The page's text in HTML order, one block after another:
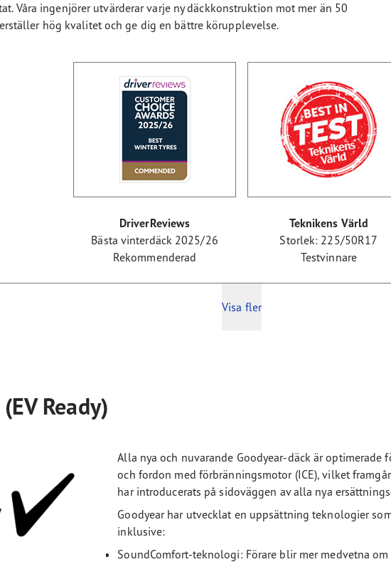
Våra ingenjörer utvärderar varje ny däckkonstruktion mot mer än 50
hög kvalitet och ge dig en bättre körupplevelse.
DriverReviews
Bästa vinterdäck 2025/26
Rekommenderad
Teknikens Värld
Storlek: 225/50R17
Testvinnare
Visa fler
Ready)
Alla nya och nuvarande Goodyear-däck är
och fordon med förbränningsmotor (ICE), vilket
har introducerats på sidoväggen av alla nya
Goodyear har utvecklat en uppsättning teknologier
inklusive:
SoundComfort-teknologi: Förare blir mer medvetna